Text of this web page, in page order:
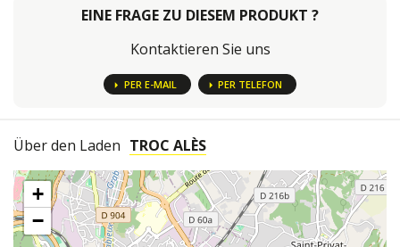
EINE FRAGE ZU DIESEM PRODUKT ?
Kontaktieren Sie uns
PER E-MAIL PER TELEFON
Über den Laden TROC ALÈS
+
−